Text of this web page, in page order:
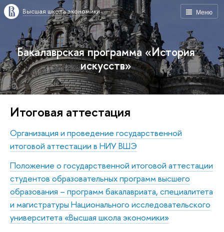
Меню
Высшая школа экономики
Бакалаврская программа «История
искусств»
Итоговая аттестация
Организация и проведение государственной
итоговой аттестации в НИУ ВШЭ
Положение о государственной итоговой аттестации
студентов образовательных программ высшего
образования – программ бакалавриата, специалитета
и магистратуры Национального исследовательского
университета «Высшая школа экономики»